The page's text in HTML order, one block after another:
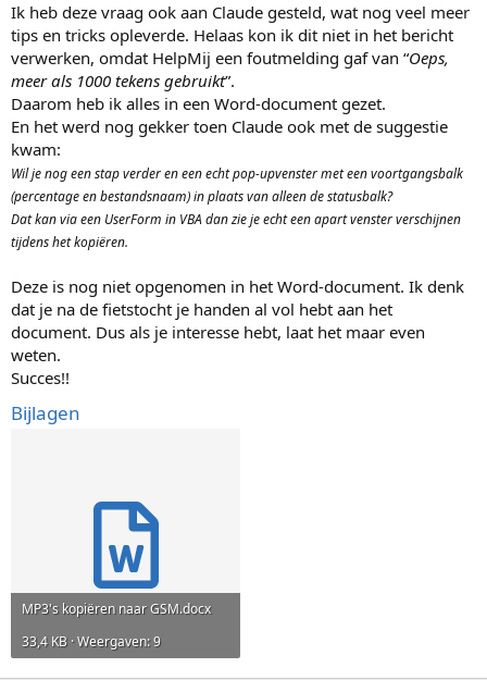
Ik heb deze vraag ook aan Claude gesteld, wat nog veel meer
tips en tricks opleverde. Helaas kon ik dit niet in het bericht
verwerken, omdat HelpMij een foutmelding gaf van “Oeps,
meer als 1000 tekens gebruikt”.
Daarom heb ik alles in een Word-document gezet.
En het werd nog gekker toen Claude ook met de suggestie
kwam:
Wil je nog een stap verder en een echt pop-upvenster met een voortgangsbalk
(percentage en bestandsnaam) in plaats van alleen de statusbalk?
Dat kan via een UserForm in VBA dan zie je echt een apart venster verschijnen
tijdens het kopiëren.
Deze is nog niet opgenomen in het Word-document. Ik denk
dat je na de fietstocht je handen al vol hebt aan het
document. Dus als je interesse hebt, laat het maar even
weten.
Succes!!
Bijlagen
MP3's kopiëren naar GSM.docx
33,4 KB · Weergaven: 9